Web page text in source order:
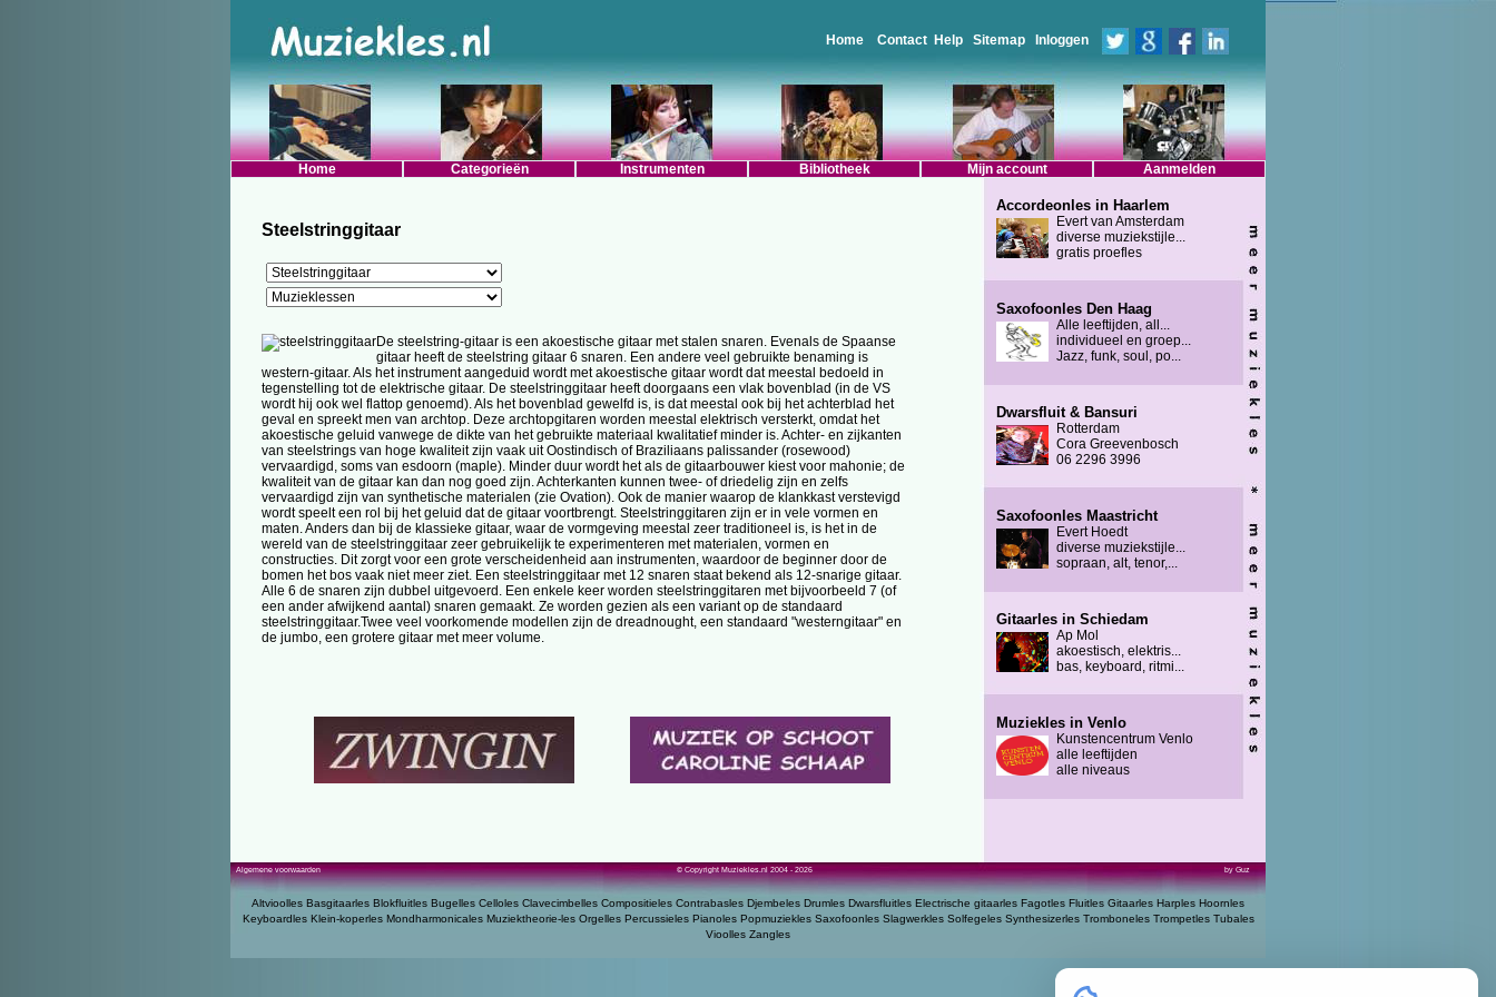
Home Contact Help Sitemap Inloggen
Home Categorieën Instrumenten Bibliotheek Mijn account Aanmelden
Steelstringgitaar
De steelstring-gitaar is een akoestische gitaar met stalen snaren. Evenals de Spaanse
gitaar heeft de steelstring gitaar 6 snaren. Een andere veel gebruikte benaming is
western-gitaar. Als het instrument aangeduid wordt met akoestische gitaar wordt dat meestal bedoeld in
tegenstelling tot de elektrische gitaar. De steelstringgitaar heeft doorgaans een vlak bovenblad (in de VS
wordt hij ook wel flattop genoemd). Als het bovenblad gewelfd is, is dat meestal ook bij het achterblad het
geval en spreekt men van archtop. Deze archtopgitaren worden meestal elektrisch versterkt, omdat het
akoestische geluid vanwege de dikte van het gebruikte materiaal kwalitatief minder is. Achter- en zijkanten
van steelstrings van hoge kwaliteit zijn vaak uit Oostindisch of Braziliaans palissander (rosewood)
vervaardigd, soms van esdoorn (maple). Minder duur wordt het als de gitaarbouwer kiest voor mahonie; de
kwaliteit van de gitaar kan dan nog goed zijn. Achterkanten kunnen twee- of driedelig zijn en zelfs
vervaardigd zijn van synthetische materialen (zie Ovation). Ook de manier waarop de klankkast verstevigd
wordt speelt een rol bij het geluid dat de gitaar voortbrengt. Steelstringgitaren zijn er in vele vormen en
maten. Anders dan bij de klassieke gitaar, waar de vormgeving meestal zeer traditioneel is, is het in de
wereld van de steelstringgitaar zeer gebruikelijk te experimenteren met materialen, vormen en
constructies. Dit zorgt voor een grote verscheidenheid aan instrumenten, waardoor de beginner door de
bomen het bos vaak niet meer ziet. Een steelstringgitaar met 12 snaren staat bekend als 12-snarige gitaar.
Alle 6 de snaren zijn dubbel uitgevoerd. Een enkele keer worden steelstringgitaren met bijvoorbeeld 7 (of
een ander afwijkend aantal) snaren gemaakt. Ze worden gezien als een variant op de standaard
steelstringgitaar.Twee veel voorkomende modellen zijn de dreadnought, een standaard "westerngitaar" en
de jumbo, een grotere gitaar met meer volume.
Accordeonles in Haarlem
Evert van Amsterdam
diverse muziekstijle...
gratis proefles
Saxofoonles Den Haag
Alle leeftijden, all...
individueel en groep...
Jazz, funk, soul, po...
Dwarsfluit & Bansuri
Rotterdam
Cora Greevenbosch
06 2296 3996
Saxofoonles Maastricht
Evert Hoedt
diverse muziekstijle...
sopraan, alt, tenor,...
Gitaarles in Schiedam
Ap Mol
akoestisch, elektris...
bas, keyboard, ritmi...
Muziekles in Venlo
Kunstencentrum Venlo
alle leeftijden
alle niveaus
Algemene voorwaarden © Copyright Muziekles.nl 2004 - 2026 by Guz
Altvioolles Basgitaarles Blokfluitles Bugelles Celloles Clavecimbelles Compositieles Contrabasles Djembeles Drumles Dwarsfluitles Electrische gitaarles Fagotles Fluitles Gitaarles Harples Hoornles
Keyboardles Klein-koperles Mondharmonicales Muziektheorie-les Orgelles Percussieles Pianoles Popmuziekles Saxofoonles Slagwerkles Solfegeles Synthesizerles Tromboneles Trompetles Tubales
Vioolles Zangles